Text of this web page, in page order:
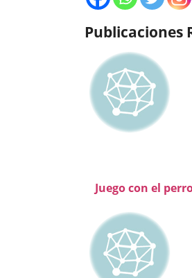
Publicaciones
Juego con el